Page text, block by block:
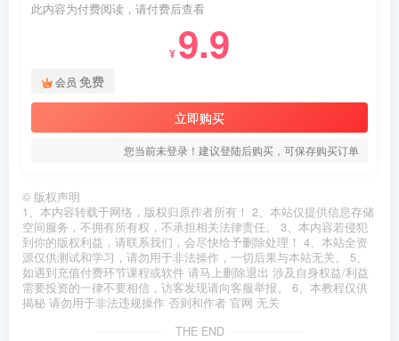
此内容为付费阅读，请付费后查看
¥ 9.9
会员 免费
立即购买
您当前未登录！建议登陆后购买，可保存购买订单
© 版权声明
1、本内容转载于网络，版权归原作者所有！ 2、本站仅提供信息存储
空间服务，不拥有所有权，不承担相关法律责任。 3、本内容若侵犯
到你的版权利益，请联系我们，会尽快给予删除处理！ 4、本站全资
源仅供测试和学习，请勿用于非法操作，一切后果与本站无关。 5、
如遇到充值付费环节课程或软件 请马上删除退出 涉及自身权益/利益
需要投资的一律不要相信，访客发现请向客服举报。 6、本教程仅供
揭秘 请勿用于非法违规操作 否则和作者 官网 无关
THE END